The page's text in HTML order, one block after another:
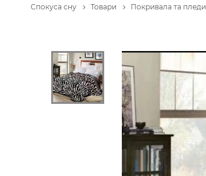
Спокуса сну Товари Покривала та пледи